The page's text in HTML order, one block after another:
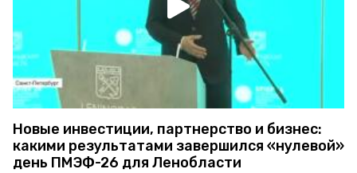
Новые инвестиции, партнерство и бизнес:
какими результатами завершился «нулевой»
день ПМЭФ-26 для Ленобласти